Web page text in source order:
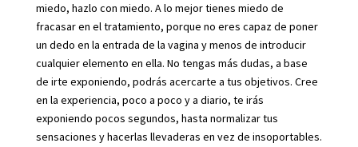
miedo, hazlo con miedo. A lo mejor tienes miedo de
fracasar en el tratamiento, porque no eres capaz de poner
un dedo en la entrada de la vagina y menos de introducir
cualquier elemento en ella. No tengas más dudas, a base
de irte exponiendo, podrás acercarte a tus objetivos. Cree
en la experiencia, poco a poco y a diario, te irás
exponiendo pocos segundos, hasta normalizar tus
sensaciones y hacerlas llevaderas en vez de insoportables.